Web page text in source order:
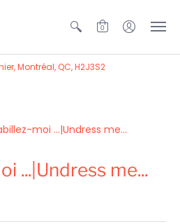
0
Montréal, QC, H2J3S2
moi ...|Undress me...
...|Undress me...